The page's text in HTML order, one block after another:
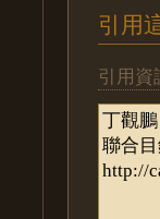
引用
引用資